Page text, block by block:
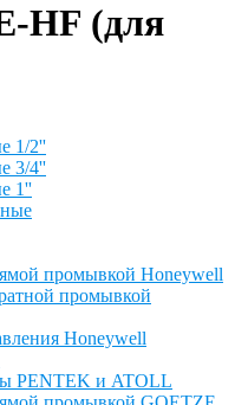
HF (для
1/2''
3/4''
1''
промывкой Honeywell
промывкой
Honeywell
PENTEK и ATOLL